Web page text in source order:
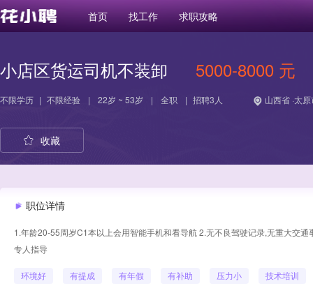
首页 找工作 求职攻略
小店区货运司机不装卸 5000-8000 元
不限学历 | 不限经验 | 22岁 ~ 53岁 | 全职 | 招聘3人 山西省 ·太
收藏
职位详情
1.年龄20-55周岁C1本以上会用智能手机和看导航 2.无不良驾驶记录,无重大交
专人指导
环境好 有提成 有年假 有补助 压力小 技术培训